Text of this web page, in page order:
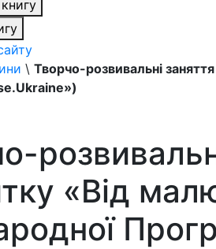
\ Творчо-розвивальні
«Від